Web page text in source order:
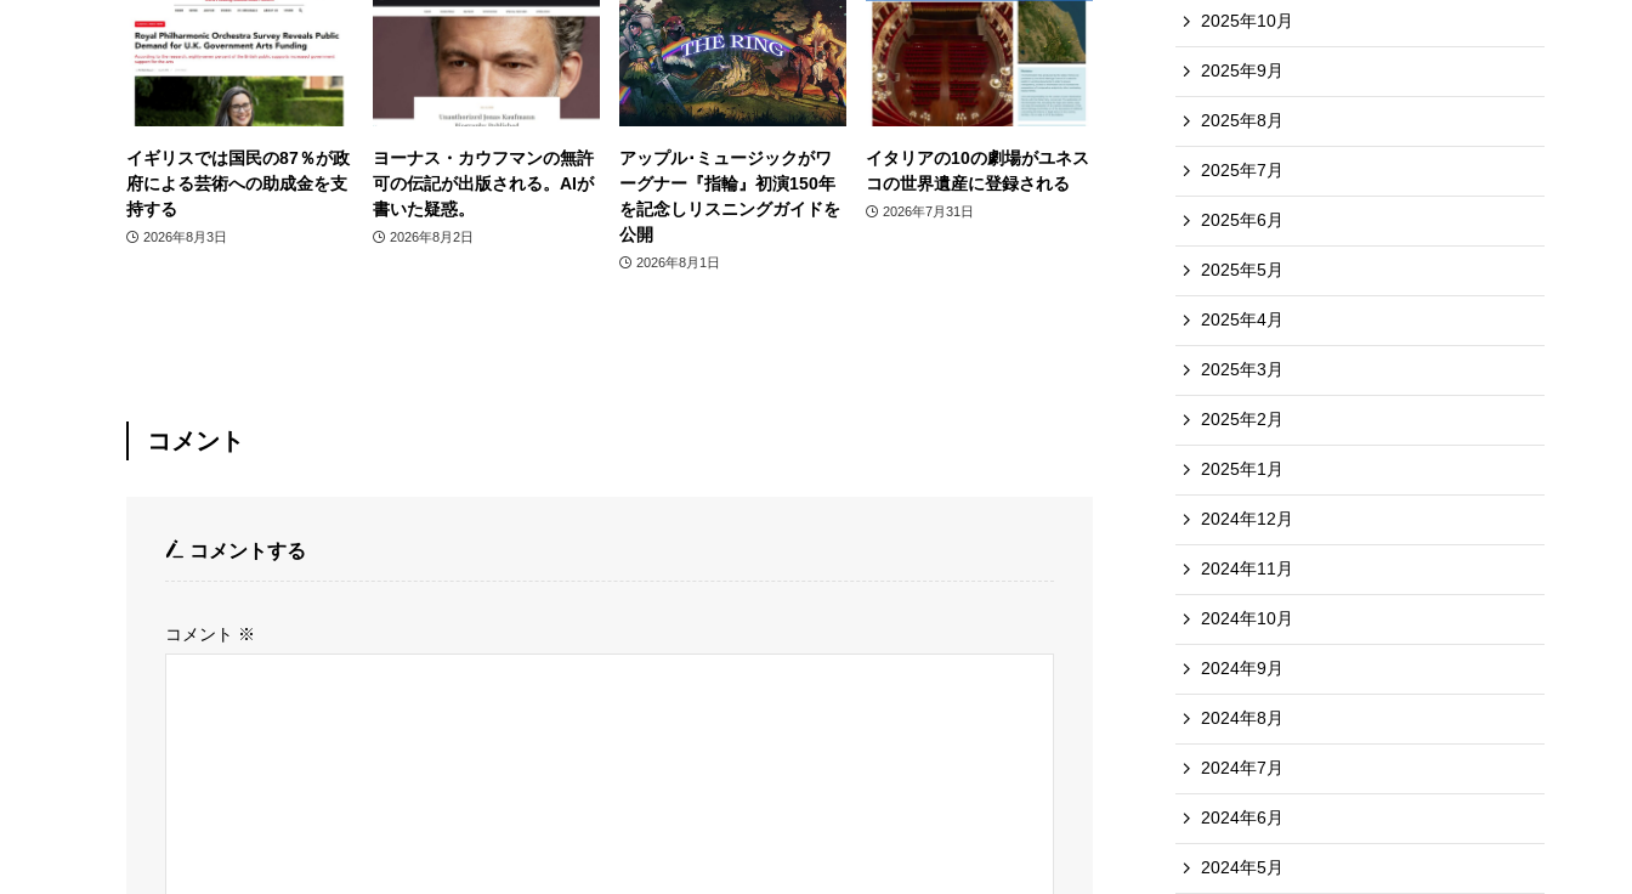
イギリスでは国民の87％が政
府による芸術への助成金を支
持する
2026年8月3日
ヨーナス・カウフマンの無許
可の伝記が出版される。AIが
書いた疑惑。
2026年8月2日
アップル･ミュージックがワ
ーグナー『指輪』初演150年
を記念しリスニングガイドを
公開
2026年8月1日
イタリアの10の劇場がユネス
コの世界遺産に登録される
2026年7月31日
コメント
コメントする
コメント ※
2025年10月
2025年9月
2025年8月
2025年7月
2025年6月
2025年5月
2025年4月
2025年3月
2025年2月
2025年1月
2024年12月
2024年11月
2024年10月
2024年9月
2024年8月
2024年7月
2024年6月
2024年5月